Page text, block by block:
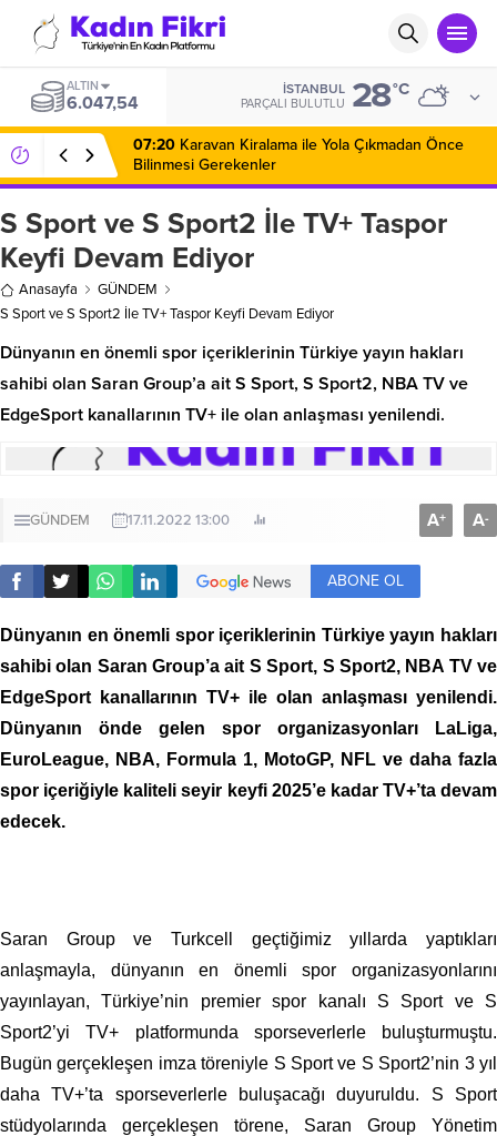
ALTIN
6.047,54
İSTANBUL
PARÇALI BULUTLU 28°C
07:20 Karavan Kiralama ile Yola Çıkmadan Önce
Bilinmesi Gerekenler
S Sport ve S Sport2 İle TV+ Taspor
Keyfi Devam Ediyor
Anasayfa
GÜNDEM
S Sport ve S Sport2 İle TV+ Taspor Keyfi Devam Ediyor
Dünyanın en önemli spor içeriklerinin Türkiye yayın hakları
sahibi olan Saran Group’a ait S Sport, S Sport2, NBA TV ve
EdgeSport kanallarının TV+ ile olan anlaşması yenilendi.
GÜNDEM 17.11.2022 13:00 A+ A-
ABONE OL
Dünyanın en önemli spor içeriklerinin Türkiye yayın hakları
sahibi olan Saran Group’a ait S Sport, S Sport2, NBA TV ve
EdgeSport kanallarının TV+ ile olan anlaşması yenilendi.
Dünyanın önde gelen spor organizasyonları LaLiga,
EuroLeague, NBA, Formula 1, MotoGP, NFL ve daha fazla
spor içeriğiyle kaliteli seyir keyfi 2025’e kadar TV+’ta devam
edecek.
Saran Group ve Turkcell geçtiğimiz yıllarda yaptıkları
anlaşmayla, dünyanın en önemli spor organizasyonlarını
yayınlayan, Türkiye’nin premier spor kanalı S Sport ve S
Sport2’yi TV+ platformunda sporseverlerle buluşturmuştu.
Bugün gerçekleşen imza töreniyle S Sport ve S Sport2’nin 3 yıl
daha TV+’ta sporseverlerle buluşacağı duyuruldu. S Sport
stüdyolarında gerçekleşen törene, Saran Group Yönetim